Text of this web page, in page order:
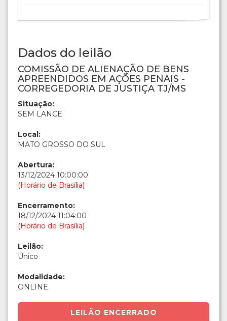
Dados do leilão
COMISSÃO DE ALIENAÇÃO DE BENS
APREENDIDOS EM AÇÕES PENAIS -
CORREGEDORIA DE JUSTIÇA TJ/MS
Situação:
SEM LANCE
Local:
MATO GROSSO DO SUL
Abertura:
13/12/2024 10:00:00
(Horário de Brasília)
Encerramento:
18/12/2024 11:04:00
(Horário de Brasília)
Leilão:
Único
Modalidade:
ONLINE
LEILÃO ENCERRADO